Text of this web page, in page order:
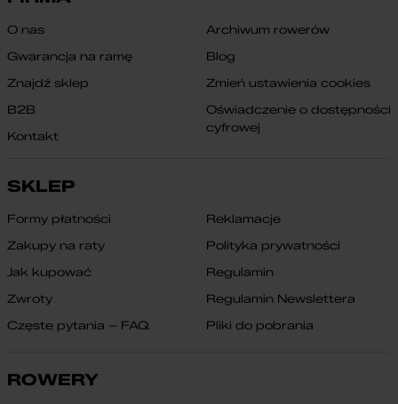
O nas
Gwarancja na ramę
Znajdź sklep
B2B
Kontakt
Archiwum rowerów
Blog
Zmień ustawienia cookies
Oświadczenie o dostępności
cyfrowej
SKLEP
Formy płatności
Zakupy na raty
Jak kupować
Zwroty
Częste pytania – FAQ
Reklamacje
Polityka prywatności
Regulamin
Regulamin Newslettera
Pliki do pobrania
ROWERY